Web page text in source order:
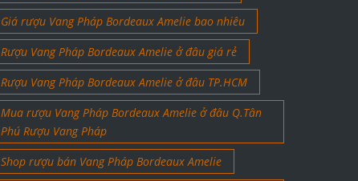
Giá rượu Vang Pháp Bordeaux Amelie bao nhiêu
Rượu Vang Pháp Bordeaux Amelie ở đâu giá rẻ
Rượu Vang Pháp Bordeaux Amelie ở đâu TP.HCM
Mua rượu Vang Pháp Bordeaux Amelie ở đâu Q.Tân
Phú Rượu Vang Pháp
Shop rượu bán Vang Pháp Bordeaux Amelie